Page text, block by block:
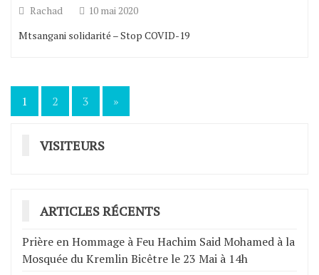
Rachad
10 mai 2020
Mtsangani solidarité – Stop COVID-19
Navigation
des
1 2 3 »
VISITEURS
ARTICLES RÉCENTS
Prière en Hommage à Feu Hachim Said Mohamed à la
Mosquée du Kremlin Bicêtre le 23 Mai à 14h